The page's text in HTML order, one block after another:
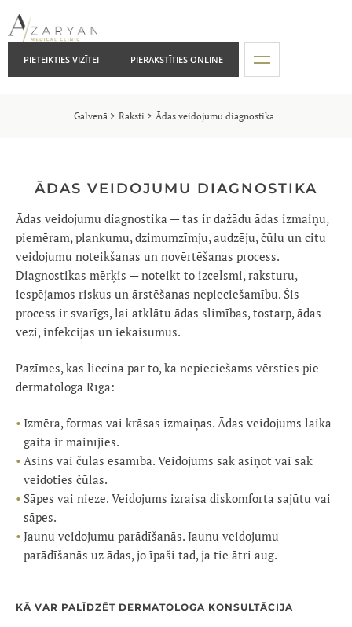
PIETEIKTIES VIZĪTEI PIERAKSTĪTIES ONLINE
Galvenā Raksti Ādas veidojumu diagnostika
ĀDAS VEIDOJUMU DIAGNOSTIKA
Ādas veidojumu diagnostika — tas ir dažādu ādas izmaiņu,
piemēram, plankumu, dzimumzīmju, audzēju, čūlu un citu
veidojumu noteikšanas un novērtēšanas process.
Diagnostikas mērķis — noteikt to izcelsmi, raksturu,
iespējamos riskus un ārstēšanas nepieciešamību. Šis
process ir svarīgs, lai atklātu ādas slimības, tostarp, ādas
vēzi, infekcijas un iekaisumus.
Pazīmes, kas liecina par to, ka nepieciešams vērsties pie
dermatologa Rīgā:
Izmēra, formas vai krāsas izmaiņas. Ādas veidojums laika
gaitā ir mainījies.
Asins vai čūlas esamība. Veidojums sāk asiņot vai sāk
veidoties čūlas.
Sāpes vai nieze. Veidojums izraisa diskomforta sajūtu vai
sāpes.
Jaunu veidojumu parādīšanās. Jaunu veidojumu
parādīšanās uz ādas, jo īpaši tad, ja tie ātri aug.
KĀ VAR PALĪDZĒT DERMATOLOGA KONSULTĀCIJA